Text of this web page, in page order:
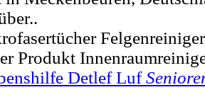
Produkt
Detlef Luf